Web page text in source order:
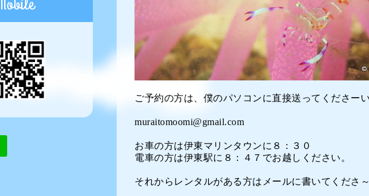
ご予約の方は、僕のパソコンに直接送ってくださー
muraitomoomi@gmail.com
お車の方は伊東マリンタウンに８：３０
電車の方は伊東駅に８：４７でお越しください。
それからレンタルがある方はメールに書いてくださ